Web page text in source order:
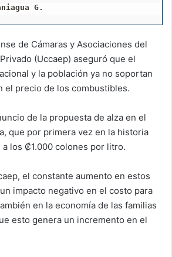
G.
de Cámaras y Asociaciones del
(Uccaep) aseguró que el
y la población ya no soportan
el precio de los combustibles.
de la propuesta de alza en el
que por primera vez en la historia
los ₡1.000 colones por litro.
el constante aumento en estos
impacto negativo en el costo para
en la economía de las familias
esto genera un incremento en el